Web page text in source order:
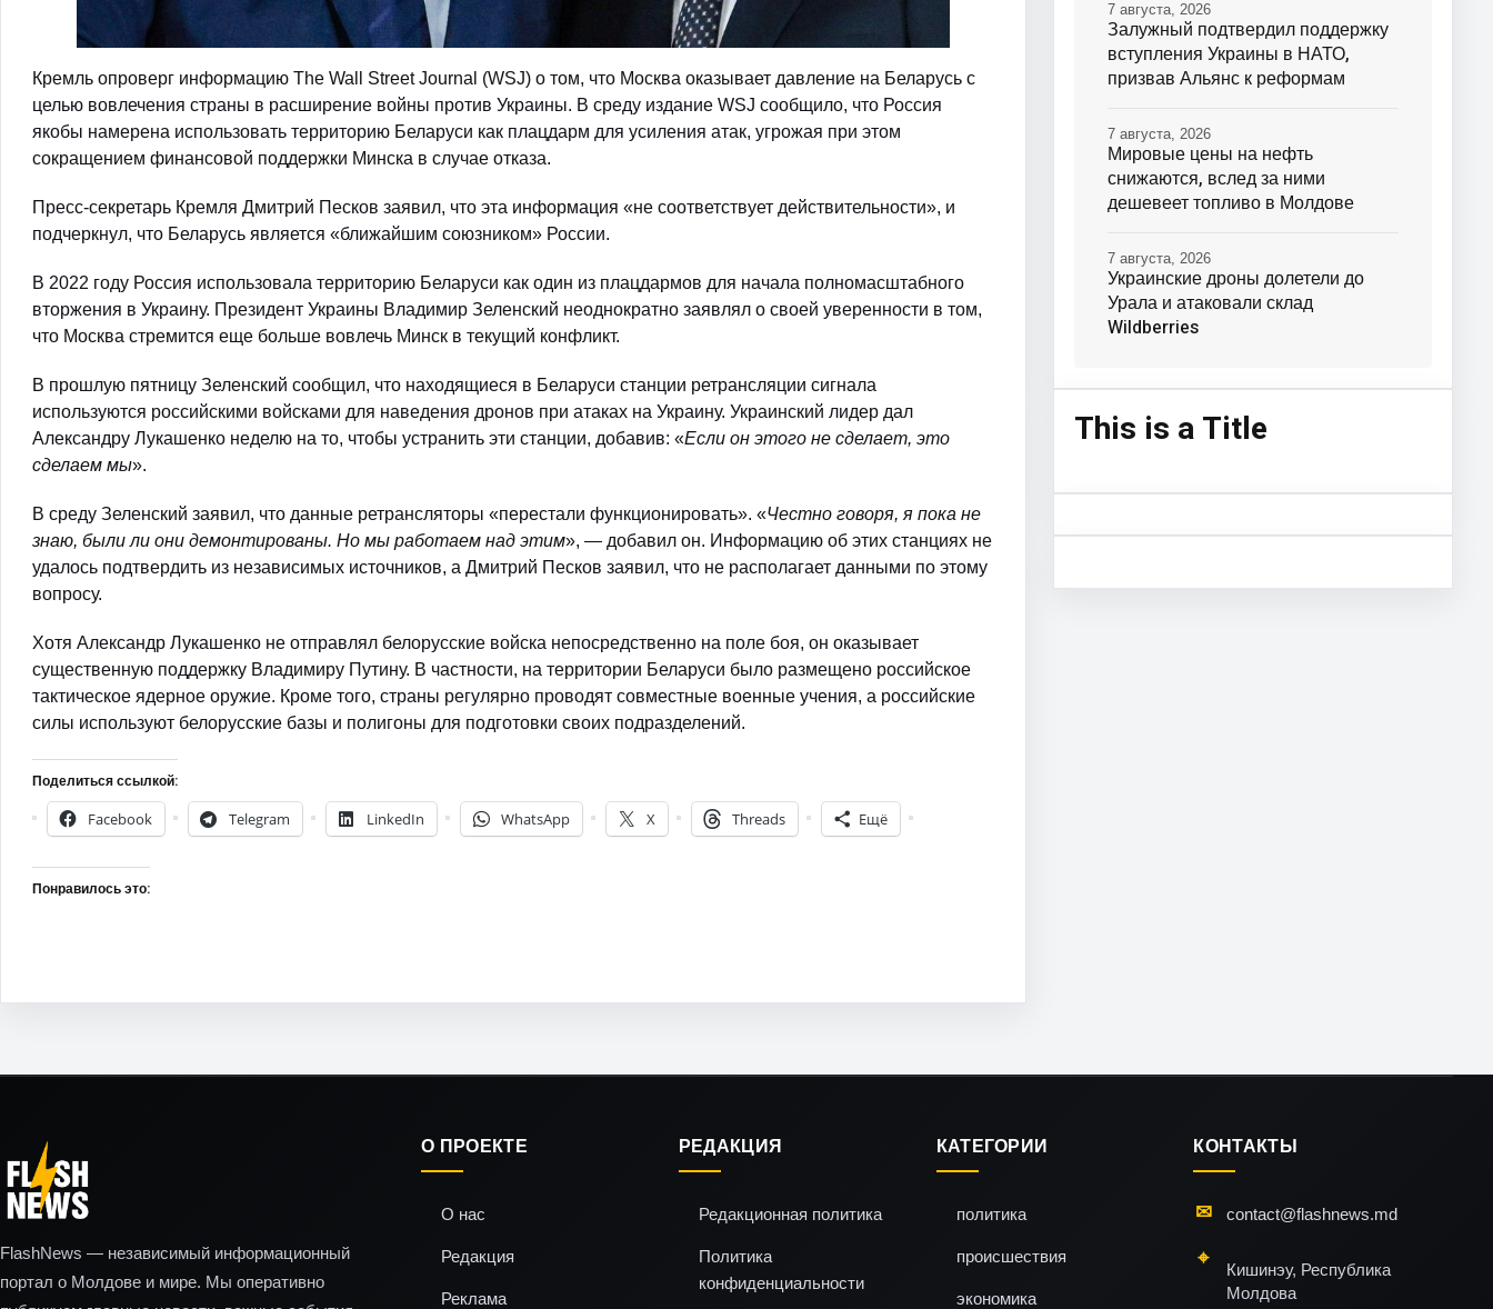
Кремль опроверг информацию The Wall Street Journal (WSJ) о том, что Москва оказывает давление на Беларусь с
целью вовлечения страны в расширение войны против Украины. В среду издание WSJ сообщило, что Россия
якобы намерена использовать территорию Беларуси как плацдарм для усиления атак, угрожая при этом
сокращением финансовой поддержки Минска в случае отказа.
Пресс-секретарь Кремля Дмитрий Песков заявил, что эта информация «не соответствует действительности», и
подчеркнул, что Беларусь является «ближайшим союзником» России.
В 2022 году Россия использовала территорию Беларуси как один из плацдармов для начала полномасштабного
вторжения в Украину. Президент Украины Владимир Зеленский неоднократно заявлял о своей уверенности в том,
что Москва стремится еще больше вовлечь Минск в текущий конфликт.
В прошлую пятницу Зеленский сообщил, что находящиеся в Беларуси станции ретрансляции сигнала
используются российскими войсками для наведения дронов при атаках на Украину. Украинский лидер дал
Александру Лукашенко неделю на то, чтобы устранить эти станции, добавив: «Если он этого не сделает, это
сделаем мы».
В среду Зеленский заявил, что данные ретрансляторы «перестали функционировать». «Честно говоря, я пока не
знаю, были ли они демонтированы. Но мы работаем над этим», — добавил он. Информацию об этих станциях не
удалось подтвердить из независимых источников, а Дмитрий Песков заявил, что не располагает данными по этому
вопросу.
Хотя Александр Лукашенко не отправлял белорусские войска непосредственно на поле боя, он оказывает
существенную поддержку Владимиру Путину. В частности, на территории Беларуси было размещено российское
тактическое ядерное оружие. Кроме того, страны регулярно проводят совместные военные учения, а российские
силы используют белорусские базы и полигоны для подготовки своих подразделений.
Поделиться ссылкой:
Facebook
Telegram LinkedIn WhatsApp X Threads Ещё
Понравилось это:
Залужный подтвердил поддержку
вступления Украины в НАТО,
призвав Альянс к реформам
7 августа, 2026
Мировые цены на нефть
снижаются, вслед за ними
дешевеет топливо в Молдове
7 августа, 2026
Украинские дроны долетели до
Урала и атаковали склад
Wildberries
7 августа, 2026
This is a Title
FlashNews — независимый информационный
портал о Молдове и мире. Мы оперативно
О ПРОЕКТЕ
О нас
Редакция
Реклама
РЕДАКЦИЯ
Редакционная политика
Политика
конфиденциальности
КАТЕГОРИИ
политика
происшествия
экономика
КОНТАКТЫ
contact@flashnews.md
Кишинэу, Республика
Молдова